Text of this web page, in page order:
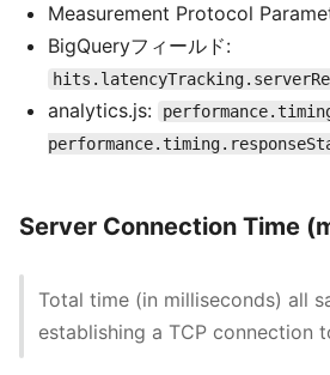
Measurement Protocol
BigQueryフィールド:
analytics.js:
Server Connection Time
Total time (in milliseconds) all
establishing a TCP connection